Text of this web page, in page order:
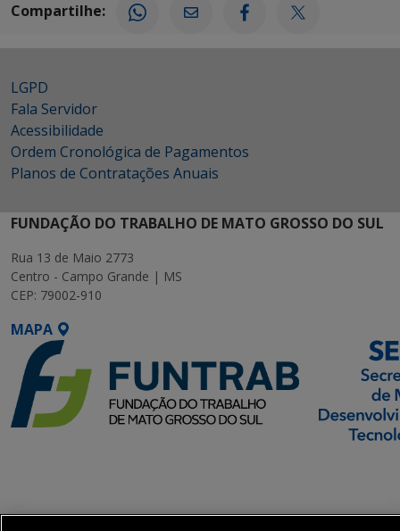
Compartilhe:
LGPD
Fala Servidor
Acessibilidade
Ordem Cronológica de Pagamentos
Planos de Contratações Anuais
FUNDAÇÃO DO TRABALHO DE MATO GROSSO DO SUL
Rua 13 de Maio 2773
Centro - Campo Grande | MS
CEP: 79002-910
MAPA
Transformação Digital